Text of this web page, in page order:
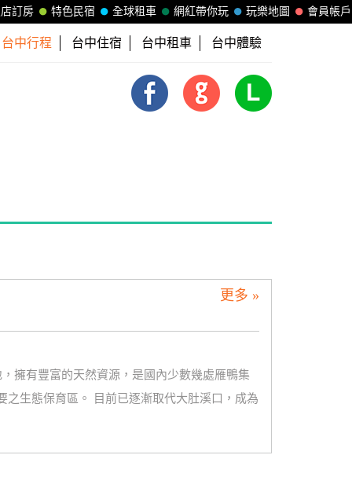
會員帳戶
玩樂地圖
網紅帶你玩
全球租車
特色民宿
訂房
台中行程 台中住宿 台中租車 台中體驗
更多 »
擁有豐富的天然資源，是國內少數幾處雁鴨集
生態保育區。 目前已逐漸取代大肚溪口，成為